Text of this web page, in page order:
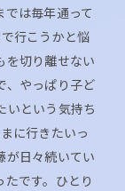
は毎年通って
行こうかと悩
を切り離せない
、やっぱり子ど
いという気持ち
に行きたいっ
が日々続いてい
です。ひとり